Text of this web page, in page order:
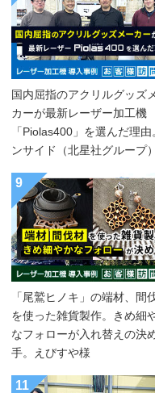
国内屈指のアクリルグッズ
カーが最新レーザー加工機
「Piolas400」を選んだ理由
ンサイド（北星社グループ
9
「尾鷲ヒノキ」の端材、間
を使った雑貨製作。きめ細
なフォローが入れ替えの決
手。えびすや様
11